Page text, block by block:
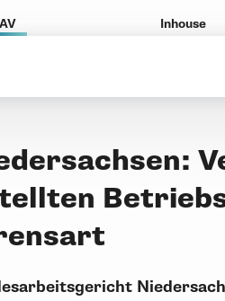
Inhouse